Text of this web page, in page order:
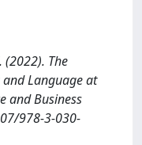
(2022). The
Language at
and Business
978-3-030-